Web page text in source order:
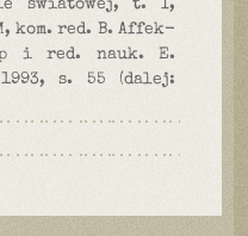
światowej, t. I,
kom. red. B. Affek-
i red. nauk. E.
1993, s. 55 (dalej: